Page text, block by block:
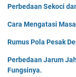
Perbedaan Sekoci
Cara Mengatasi
Rumus Pola Pesak
Perbedaan Jarum
Fungsinya.